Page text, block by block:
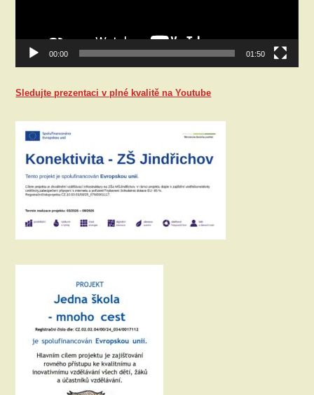
00:00 01:50
Sledujte prezentaci v plné kvalitě na Youtube